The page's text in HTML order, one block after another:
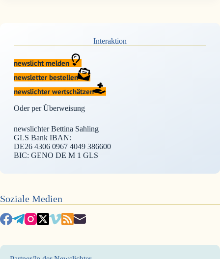
Interaktion
newslicht melden
newsletter bestellen
newslichter wertschätzen
Oder per Überweisung
newslichter Bettina Sahling
GLS Bank IBAN:
DE26 4306 0967 4049 386600
BIC: GENO DE M 1 GLS
Soziale Medien